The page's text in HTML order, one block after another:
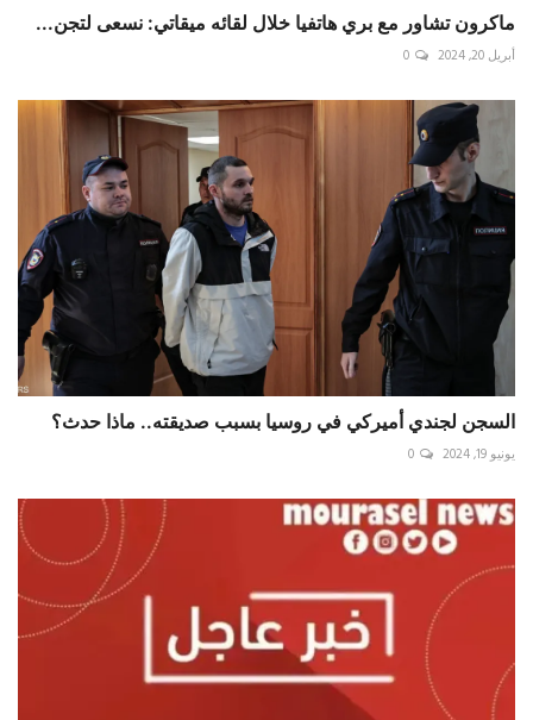
ماكرون تشاور مع بري هاتفيا خلال لقائه ميقاتي: نسعى لتجن...
أبريل 20, 2024 0
السجن لجندي أميركي في روسيا بسبب صديقته.. ماذا حدث؟
يونيو 19, 2024 0